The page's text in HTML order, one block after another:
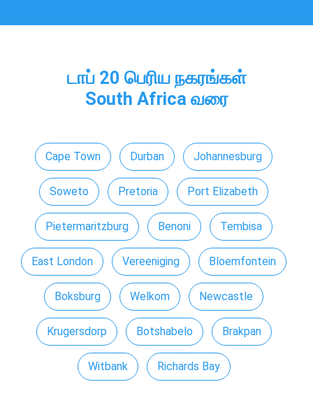
டாப் 20 பெரிய நகரங்கள்
South Africa வரை
Cape Town Durban Johannesburg
Soweto Pretoria Port Elizabeth
Pietermaritzburg Benoni Tembisa
East London Vereeniging Bloemfontein
Boksburg Welkom Newcastle
Krugersdorp Botshabelo Brakpan
Witbank Richards Bay